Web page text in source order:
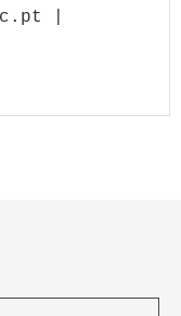
|